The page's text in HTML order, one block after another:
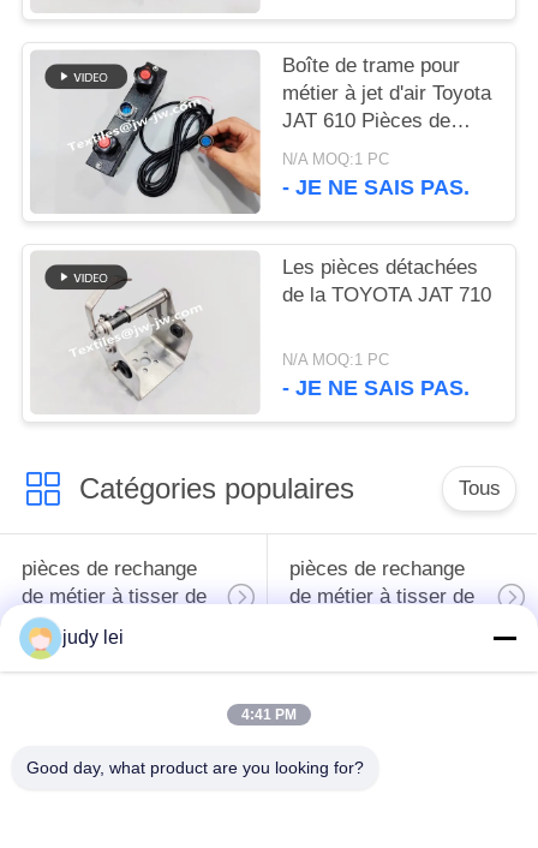
Boîte de trame pour
métier à jet d'air Toyota
JAT 610 Pièces de
rechange J4200-85020-
00
N/A MOQ:1 PC
- JE NE SAIS PAS.
Les pièces détachées
de la TOYOTA JAT 710
N/A MOQ:1 PC
- JE NE SAIS PAS.
Catégories populaires Tous
pièces de rechange
de métier à tisser de
tissage
pièces de rechange
de métier à tisser de
électromagnétique de
judy lei
4:41 PM
Good day, what product are you looking for?